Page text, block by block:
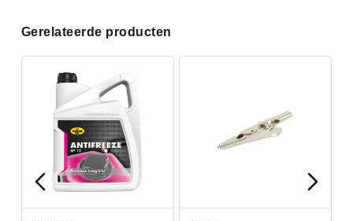
Gerelateerde producten